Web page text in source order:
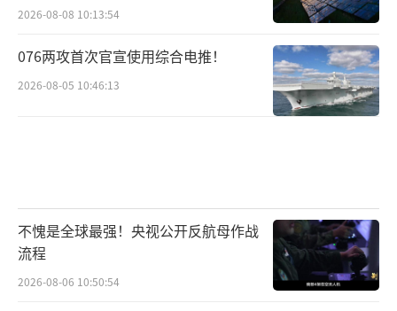
2026-08-08 10:13:54
076两攻首次官宣使用综合电推！
2026-08-05 10:46:13
不愧是全球最强！央视公开反航母作战
流程
2026-08-06 10:50:54